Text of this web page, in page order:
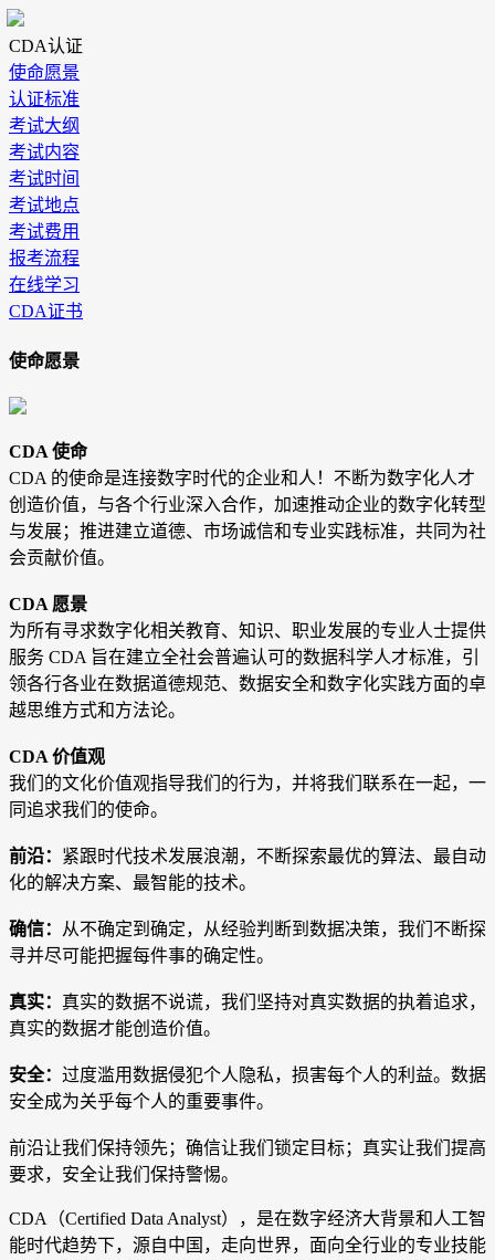
CDA认证
使命愿景
认证标准
考试大纲
考试内容
考试时间
考试地点
考试费用
报考流程
在线学习
CDA证书
使命愿景
CDA 使命
CDA 的使命是连接数字时代的企业和人！不断为数字化人才
创造价值，与各个行业深入合作，加速推动企业的数字化转型
与发展；推进建立道德、市场诚信和专业实践标准，共同为社
会贡献价值。
CDA 愿景
为所有寻求数字化相关教育、知识、职业发展的专业人士提供
服务 CDA 旨在建立全社会普遍认可的数据科学人才标准，引
领各行各业在数据道德规范、数据安全和数字化实践方面的卓
越思维方式和方法论。
CDA 价值观
我们的文化价值观指导我们的行为，并将我们联系在一起，一
同追求我们的使命。
前沿： 紧跟时代技术发展浪潮，不断探索最优的算法、最自动
化的解决方案、最智能的技术。
确信：
从不确定到确定，从经验判断到数据决策，我们不断探
寻并尽可能把握每件事的确定性。
真实： 真实的数据不说谎，我们坚持对真实数据的执着追求，
真实的数据才能创造价值。
安全： 过度滥用数据侵犯个人隐私，损害每个人的利益。数据
安全成为关乎每个人的重要事件。
前沿让我们保持领先；确信让我们锁定目标；真实让我们提高
要求，安全让我们保持警惕。
CDA（Certified Data Analyst），是在数字经济大背景和人工智
能时代趋势下，源自中国，走向世界，面向全行业的专业技能